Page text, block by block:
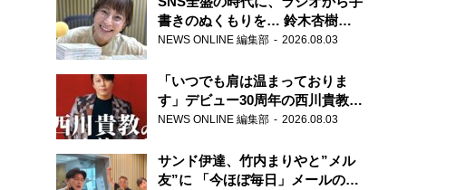
書きのぬくもりを… 鈴木杏樹の
直筆はがきが届く！
郵便局
NEWS ONLINE 編集部 2026.08.03
「いつでも肩は温まっておりま
す」デビュー30周年の西川貴教が
『オールナイトニッポン』に登
NEWS ONLINE 編集部 2026.08.03
サンド伊達、竹内まりやと”メル
友”に 「今ほぼ毎日」メールのや